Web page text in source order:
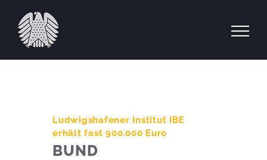
Inhalt
springen
Ludwigshafener Institut IBE
erhält fast 900.000 Euro
BUND